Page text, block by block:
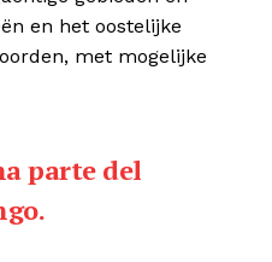
en het oostelijke
met mogelijke
parte del